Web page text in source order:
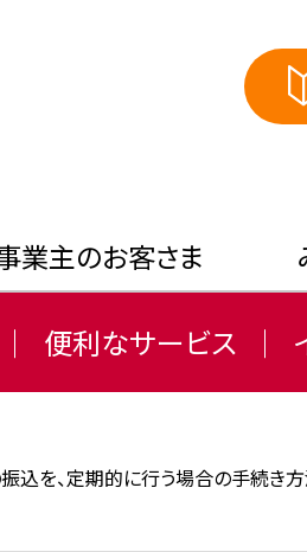
便利なサービス
業主のお客さま
込を、定期的に行う場合の手続き方